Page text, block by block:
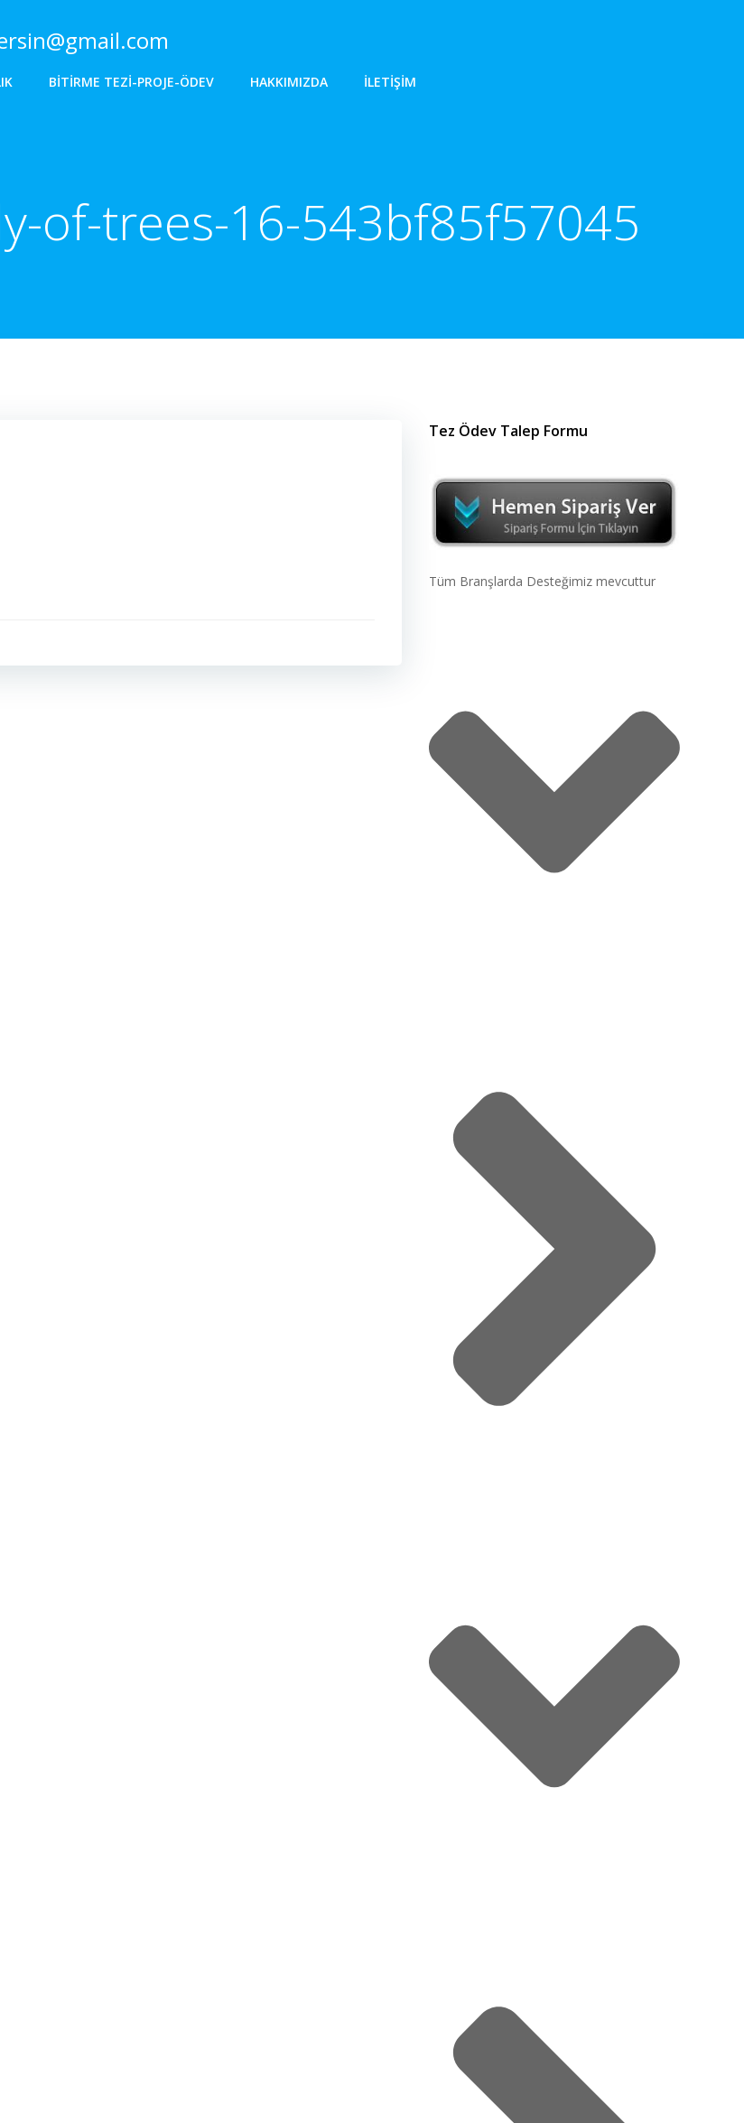
BITIRME TEZI-PROJE-ÖDEV HAKKIMIZDA İLETIŞIM
of-trees-16-543bf85f57045
Tez Ödev Talep Formu
Tüm Branşlarda Desteğimiz mevcuttur